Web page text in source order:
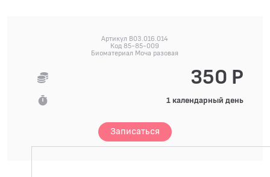
Артикул B03.016.014
Код 85-85-009
Биоматериал Моча разовая
350 Р
1 календарный день
Записаться